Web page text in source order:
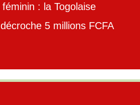
: la Togolaise
5 millions FCFA